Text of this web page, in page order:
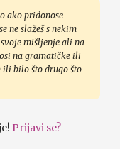
ako pridonose
ne slažeš s nekim
mišljenje ali na
na gramatičke ili
ili bilo što drugo što
Prijavi se?